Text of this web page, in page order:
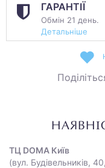
ГАРАНТІЇ
Обмін 21 день.
Детальніше
ТЦ DOMA Київ
(вул. Будівельників,